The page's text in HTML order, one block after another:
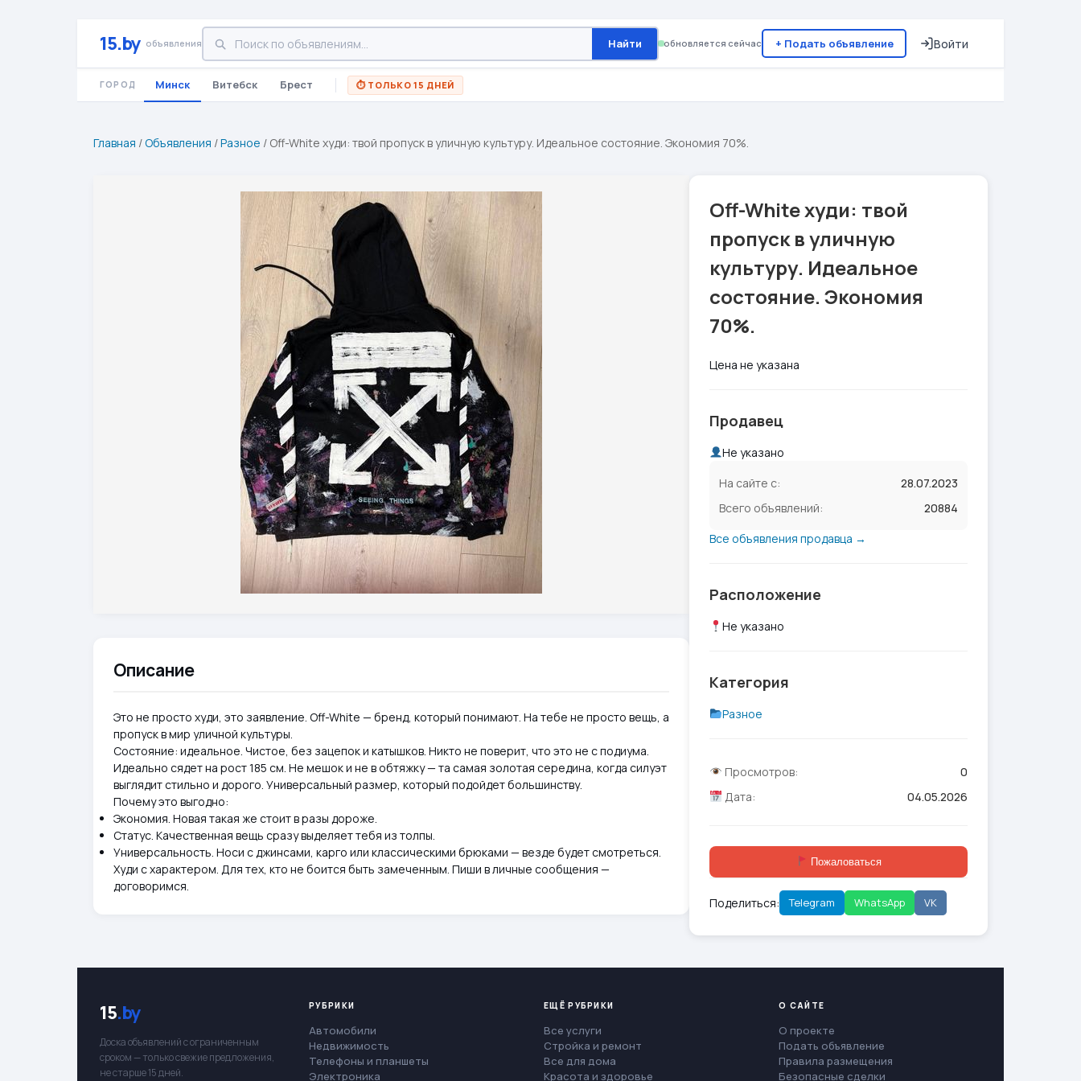
15.by объявления Найти обновляется сейчас + Подать объявление Войти
ГОРОД Минск Витебск Брест ⏱ ТОЛЬКО 15 ДНЕЙ
Главная /Объявления /Разное / Off-White худи: твой пропуск в уличную культуру. Идеальное состояние. Экономия 70%.
Описание
Это не просто худи, это заявление. Off-White — бренд, который понимают. На тебе не просто вещь, а
пропуск в мир уличной культуры.
Состояние: идеальное. Чистое, без зацепок и катышков. Никто не поверит, что это не с подиума.
Идеально сядет на рост 185 см. Не мешок и не в обтяжку — та самая золотая середина, когда силуэт
выглядит стильно и дорого. Универсальный размер, который подойдет большинству.
Почему это выгодно:
Экономия. Новая такая же стоит в разы дороже.
Статус. Качественная вещь сразу выделяет тебя из толпы.
Универсальность. Носи с джинсами, карго или классическими брюками — везде будет смотреться.
Худи с характером. Для тех, кто не боится быть замеченным. Пиши в личные сообщения —
договоримся.
Off-White худи: твой
пропуск в уличную
культуру. Идеальное
состояние. Экономия
70%.
Цена не указана
Продавец
Не указано
На сайте с:
28.07.2023
Всего объявлений:
20884
Все объявления продавца →
Расположение
Не указано
Категория
Разное
Просмотров:
0
Дата:
04.05.2026
Пожаловаться
Поделиться: Telegram WhatsApp VK
15.by
Доска объявлений с ограниченным
сроком — только свежие предложения,
не старше 15 дней.
РУБРИКИ
Автомобили
Недвижимость
Телефоны и планшеты
Электроника
ЕЩЁ РУБРИКИ
Все услуги
Стройка и ремонт
Все для дома
Красота и здоровье
О САЙТЕ
О проекте
Подать объявление
Правила размещения
Безопасные сделки